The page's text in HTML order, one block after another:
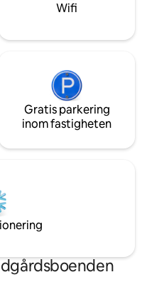
Wifi
Gratis parkering
inom fastigheten